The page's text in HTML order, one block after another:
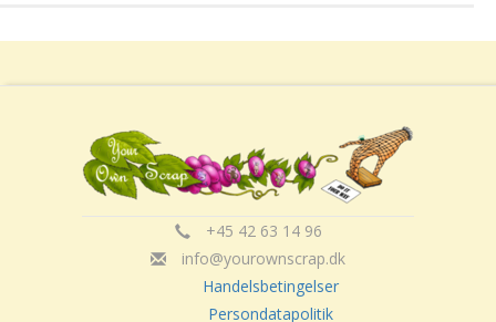
+45 42 63 14 96
info@yourownscrap.dk
Handelsbetingelser
Persondatapolitik